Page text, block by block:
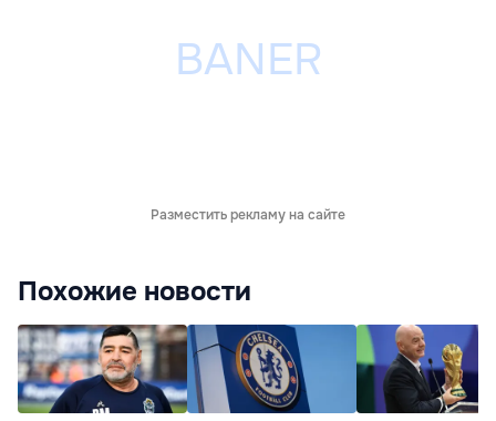
Разместить рекламу на сайте
Похожие новости